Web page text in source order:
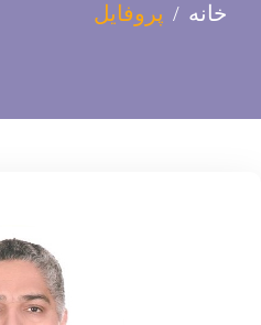
خانه پروفایل